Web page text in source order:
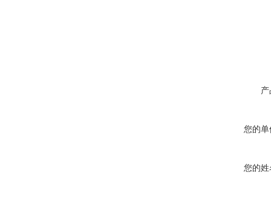
您的
您的